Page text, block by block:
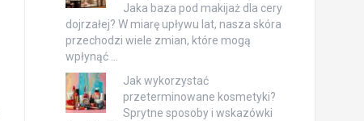
Jaka baza pod makijaż dla cery
dojrzałej? W miarę upływu lat, nasza skóra
przechodzi wiele zmian, które mogą
wpłynąć …
Jak wykorzystać
przeterminowane kosmetyki?
Sprytne sposoby i wskazówki